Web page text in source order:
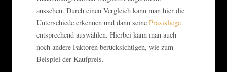
aussehen. Durch einen Vergleich kann man hier die
Unterschiede erkennen und dann seine Praxisliege
entsprechend auswählen. Hierbei kann man auch
noch andere Faktoren berücksichtigen, wie zum
Beispiel der Kaufpreis.